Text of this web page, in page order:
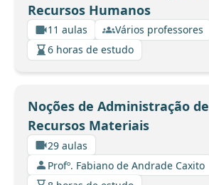
Recursos Humanos
11 aulas
Vários professores
6 horas de estudo
Noções de Administração de
Recursos Materiais
29 aulas
Profº. Fabiano de Andrade Caxito